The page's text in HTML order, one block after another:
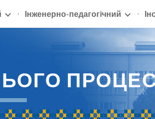
Skip to navigation
Інженерно-педагогічний